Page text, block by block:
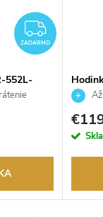
ZADARMO
552L-
100-
tovaru.